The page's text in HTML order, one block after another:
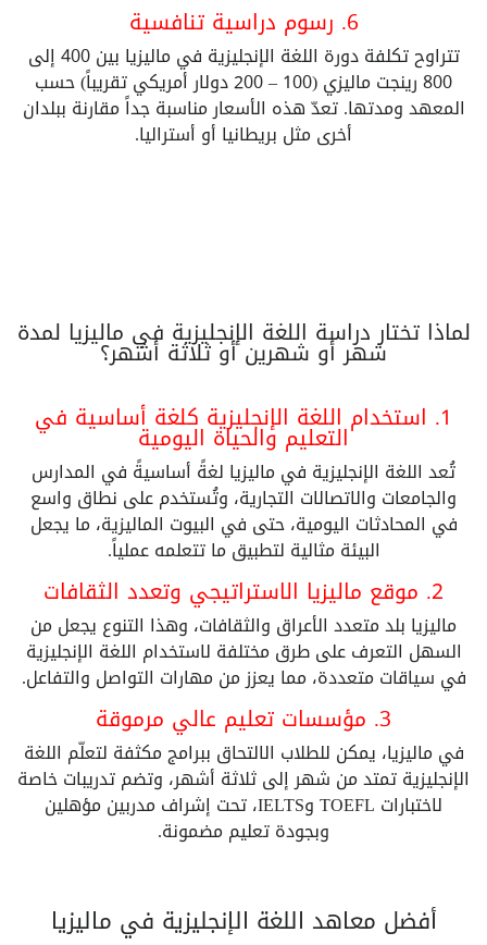
6. رسوم دراسية تنافسية
تتراوح تكلفة دورة اللغة الإنجليزية في ماليزيا بين 400 إلى
800 رينجت ماليزي (100 – 200 دولار أمريكي تقريباً) حسب
المعهد ومدتها. تعدّ هذه الأسعار مناسبة جداً مقارنة ببلدان
أخرى مثل بريطانيا أو أستراليا.
لماذا تختار دراسة اللغة الإنجليزية في ماليزيا لمدة
شهر أو شهرين أو ثلاثة أشهر؟
1. استخدام اللغة الإنجليزية كلغة أساسية في
التعليم والحياة اليومية
تُعد اللغة الإنجليزية في ماليزيا لغةً أساسيةً في المدارس
والجامعات والاتصالات التجارية، وتُستخدم على نطاق واسع
في المحادثات اليومية، حتى في البيوت الماليزية، ما يجعل
البيئة مثالية لتطبيق ما تتعلمه عملياً.
2. موقع ماليزيا الاستراتيجي وتعدد الثقافات
ماليزيا بلد متعدد الأعراق والثقافات، وهذا التنوع يجعل من
السهل التعرف على طرق مختلفة لاستخدام اللغة الإنجليزية
في سياقات متعددة، مما يعزز من مهارات التواصل والتفاعل.
3. مؤسسات تعليم عالي مرموقة
في ماليزيا، يمكن للطلاب الالتحاق ببرامج مكثفة لتعلّم اللغة
الإنجليزية تمتد من شهر إلى ثلاثة أشهر، وتضم تدريبات خاصة
لاختبارات TOEFL وIELTS، تحت إشراف مدربين مؤهلين
وبجودة تعليم مضمونة.
أفضل معاهد اللغة الإنجليزية في ماليزيا